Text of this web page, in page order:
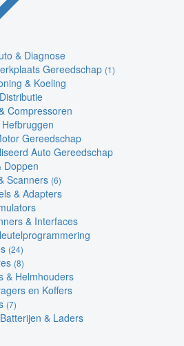
& Diagnose
Gereedschap (1)
& Koeling
Compressoren
Gereedschap
Auto Gereedschap
Doppen
Scanners (6)
& Adapters
& Interfaces
(24)
(8)
& Helmhouders
en Koffers
(7)
Batterijen & Laders